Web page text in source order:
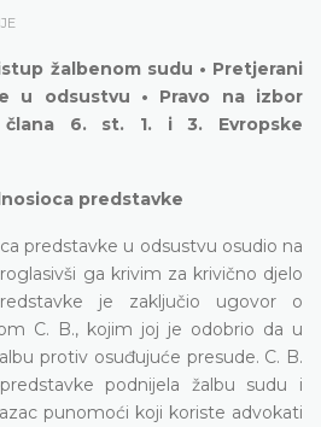
žalbenom sudu • Pretjerani
u odsustvu • Pravo na izbor
člana 6. st. 1. i 3. Evropske
predstavke
predstavke u odsustvu osudio na
ga krivim za krivično djelo
je zaključio ugovor o
C. B., kojim joj je odobrio da u
protiv osuđujuće presude. C. B.
podnijela žalbu sudu i
punomoći koji koriste advokati